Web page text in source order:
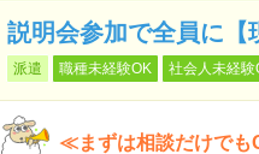
説明会参加で全員に【
派遣 職種未経験OK 社会人未経験
≪まずは相談だけでも